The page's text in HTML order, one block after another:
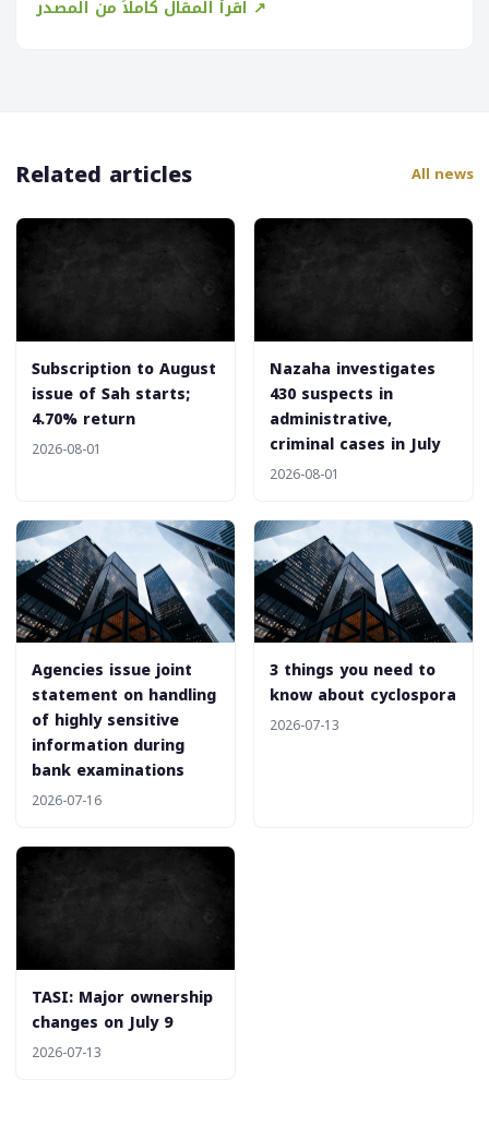
اقرأ المقال كاملاً من المصدر ↗
Related articles All news
‎Subscription to August
issue of Sah starts;
4.70% return
2026-08-01
‎Nazaha investigates
430 suspects in
administrative,
criminal cases in July
2026-08-01
Agencies issue joint
statement on handling
of highly sensitive
information during
bank examinations
2026-07-16
3 things you need to
know about cyclospora
2026-07-13
‎TASI: Major ownership
changes on July 9
2026-07-13